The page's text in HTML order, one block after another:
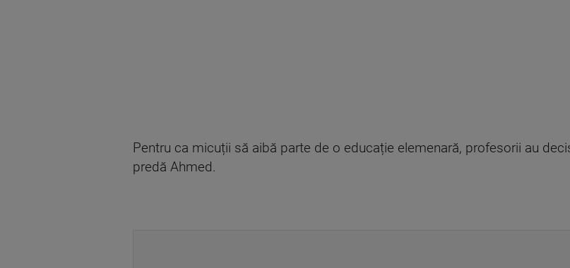
Pentru ca micuții să aibă parte de o educație elemenară, profesorii au
predă Ahmed.